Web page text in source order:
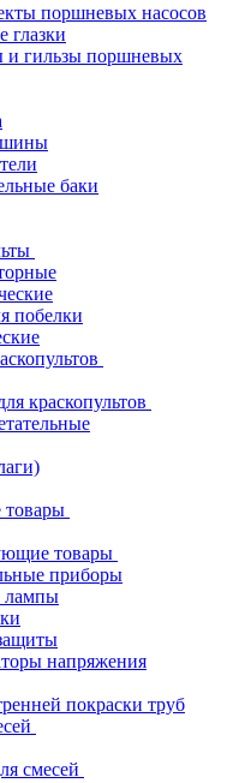
поршневых насосов
глазки
гильзы поршневых
баки
побелки
краскопультов
товары
приборы
лампы
напряжения
покраски труб
смесей